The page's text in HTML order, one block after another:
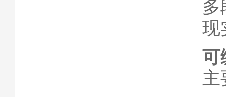
现
可
主